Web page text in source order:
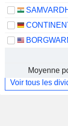
Moyenne
Voir tous les